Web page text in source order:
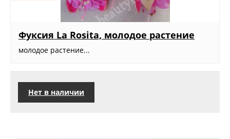
Фуксия La Rosita, молодое растение
молодое растение...
Нет в наличии